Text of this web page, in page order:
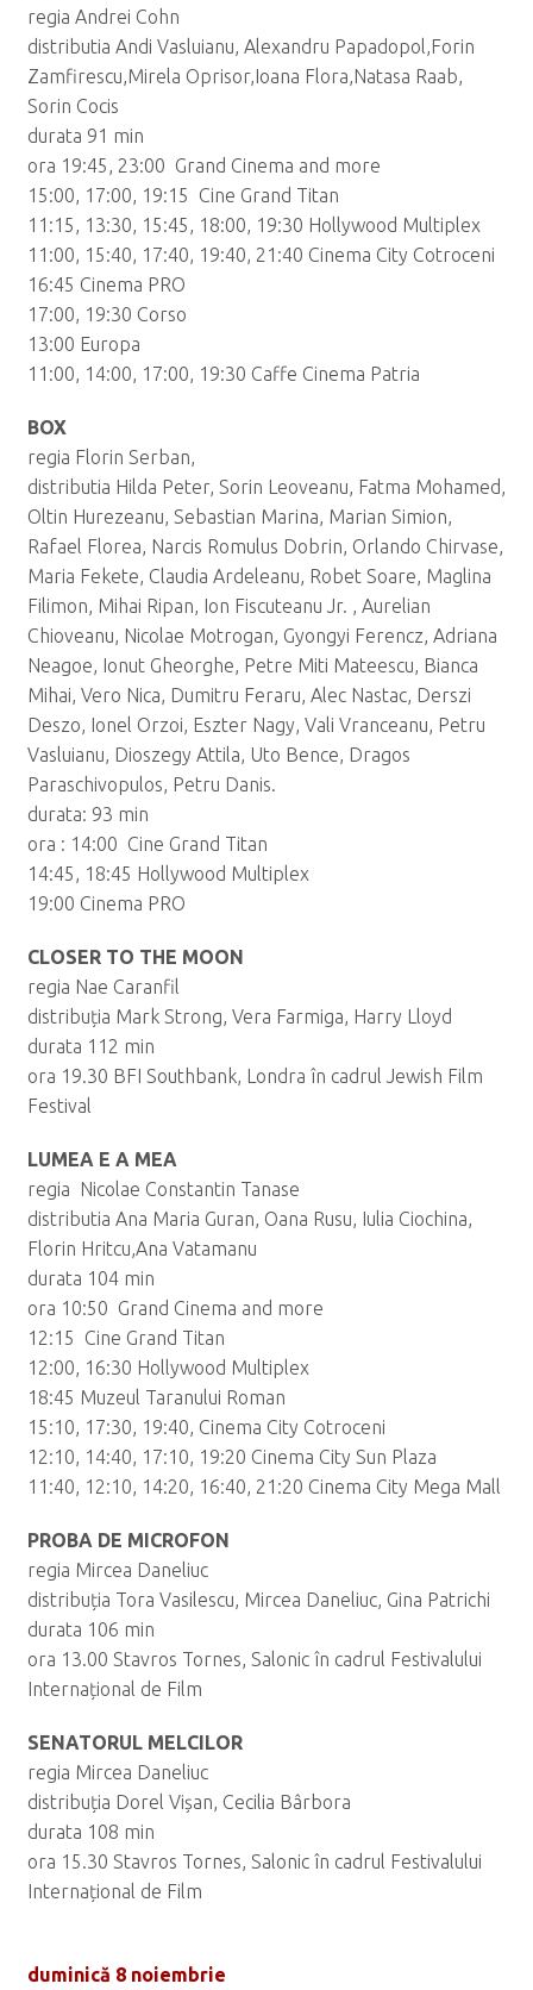
regia Andrei Cohn
distributia Andi Vasluianu, Alexandru Papadopol,Forin
Zamfirescu,Mirela Oprisor,Ioana Flora,Natasa Raab,
Sorin Cocis
durata 91 min
ora 19:45, 23:00 Grand Cinema and more
15:00, 17:00, 19:15 Cine Grand Titan
11:15, 13:30, 15:45, 18:00, 19:30 Hollywood Multiplex
11:00, 15:40, 17:40, 19:40, 21:40 Cinema City Cotroceni
16:45 Cinema PRO
17:00, 19:30 Corso
13:00 Europa
11:00, 14:00, 17:00, 19:30 Caffe Cinema Patria
BOX
regia Florin Serban,
distributia Hilda Peter, Sorin Leoveanu, Fatma Mohamed,
Oltin Hurezeanu, Sebastian Marina, Marian Simion,
Rafael Florea, Narcis Romulus Dobrin, Orlando Chirvase,
Maria Fekete, Claudia Ardeleanu, Robet Soare, Maglina
Filimon, Mihai Ripan, Ion Fiscuteanu Jr. , Aurelian
Chioveanu, Nicolae Motrogan, Gyongyi Ferencz, Adriana
Neagoe, Ionut Gheorghe, Petre Miti Mateescu, Bianca
Mihai, Vero Nica, Dumitru Feraru, Alec Nastac, Derszi
Deszo, Ionel Orzoi, Eszter Nagy, Vali Vranceanu, Petru
Vasluianu, Dioszegy Attila, Uto Bence, Dragos
Paraschivopulos, Petru Danis.
durata: 93 min
ora : 14:00 Cine Grand Titan
14:45, 18:45 Hollywood Multiplex
19:00 Cinema PRO
CLOSER TO THE MOON
regia Nae Caranfil
distribuția Mark Strong, Vera Farmiga, Harry Lloyd
durata 112 min
ora 19.30 BFI Southbank, Londra în cadrul Jewish Film
Festival
LUMEA E A MEA
regia Nicolae Constantin Tanase
distributia Ana Maria Guran, Oana Rusu, Iulia Ciochina,
Florin Hritcu,Ana Vatamanu
durata 104 min
ora 10:50 Grand Cinema and more
12:15 Cine Grand Titan
12:00, 16:30 Hollywood Multiplex
18:45 Muzeul Taranului Roman
15:10, 17:30, 19:40, Cinema City Cotroceni
12:10, 14:40, 17:10, 19:20 Cinema City Sun Plaza
11:40, 12:10, 14:20, 16:40, 21:20 Cinema City Mega Mall
PROBA DE MICROFON
regia Mircea Daneliuc
distribuția Tora Vasilescu, Mircea Daneliuc, Gina Patrichi
durata 106 min
ora 13.00 Stavros Tornes, Salonic în cadrul Festivalului
Internațional de Film
SENATORUL MELCILOR
regia Mircea Daneliuc
distribuția Dorel Vișan, Cecilia Bârbora
durata 108 min
ora 15.30 Stavros Tornes, Salonic în cadrul Festivalului
Internațional de Film
duminică 8 noiembrie